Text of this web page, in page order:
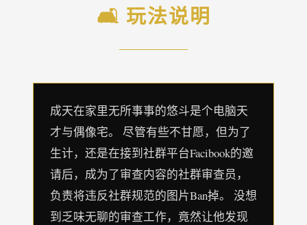
🛋️ 玩法说明
成天在家里无所事事的悠斗是个电脑天
才与偶像宅。 尽管有些不甘愿，但为了
生计，还是在接到社群平台Facibook的邀
请后，成为了审查内容的社群审查员，
负责将违反社群规范的图片Ban掉。 没想
到乏味无聊的审查工作，竟然让他发现